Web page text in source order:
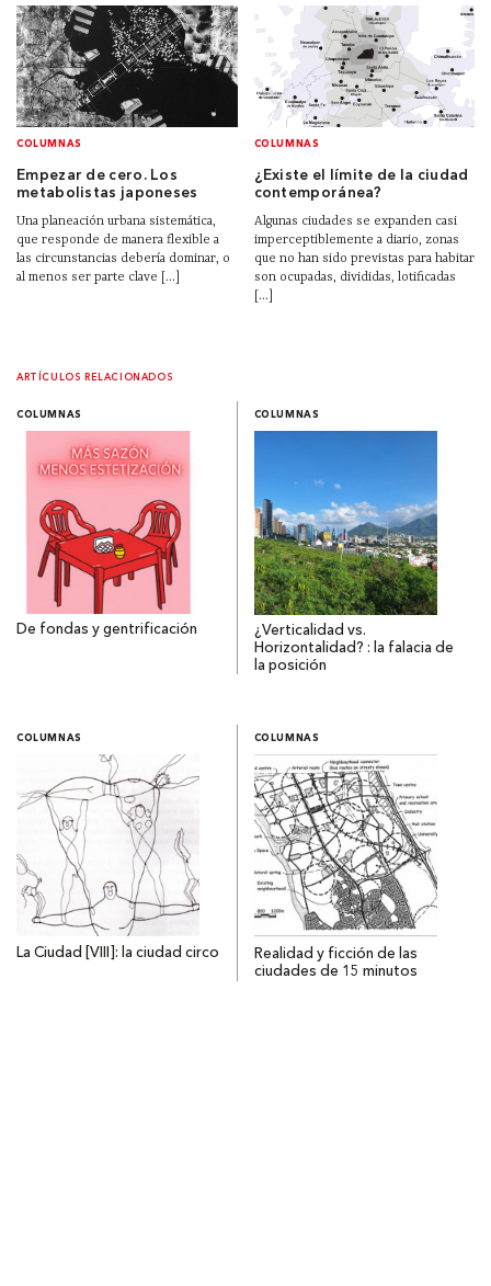
COLUMNAS
Empezar de cero. Los
metabolistas japoneses
Una planeación urbana sistemática,
que responde de manera flexible a
las circunstancias debería dominar, o
al menos ser parte clave [...]
COLUMNAS
¿Existe el límite de la ciudad
contemporánea?
Algunas ciudades se expanden casi
imperceptiblemente a diario, zonas
que no han sido previstas para habitar
son ocupadas, divididas, lotificadas
[...]
ARTÍCULOS RELACIONADOS
COLUMNAS
De fondas y gentrificación
COLUMNAS
¿Verticalidad vs.
Horizontalidad? : la falacia de
la posición
COLUMNAS
La Ciudad [VIII]: la ciudad circo
COLUMNAS
Realidad y ficción de las
ciudades de 15 minutos